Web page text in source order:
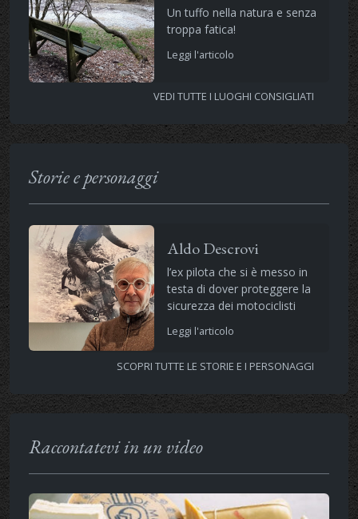
Un tuffo nella natura e senza
troppa fatica!
Leggi l'articolo
VEDI TUTTE I LUOGHI CONSIGLIATI
Storie e personaggi
Aldo Descrovi
l’ex pilota che si è messo in
testa di dover proteggere la
sicurezza dei motociclisti
Leggi l'articolo
SCOPRI TUTTE LE STORIE E I PERSONAGGI
Raccontatevi in un video